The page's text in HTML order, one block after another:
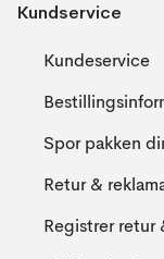
Kundservice
Kundeservice
Spor pakken
Retur &
Registrer retur